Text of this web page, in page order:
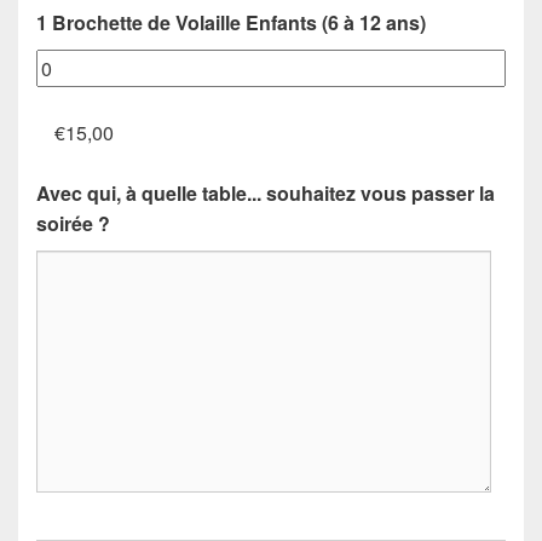
1 Brochette de Volaille Enfants (6 à 12 ans)
€15,00
Avec qui, à quelle table... souhaitez vous passer la
soirée ?